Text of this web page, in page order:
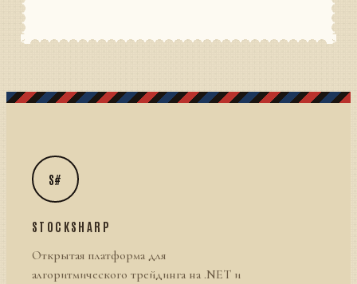
S#
STOCKSHARP
Открытая платформа для
алгоритмического трейдинга на .NET и